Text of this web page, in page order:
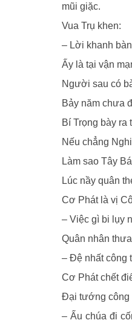
mũi giặc.
Vua Trụ khen:
– Lời khanh
Ấy là tại vận
Người sau có
Bảy năm chưa
Bí Trọng bày ra
Nếu chẳng
Làm sao Tây
Lúc nầy quân
Cơ Phát là vị
– Việc gì bi lụy
Quân nhân
– Ðệ nhất công
Cơ Phát chết
Ðại tướng công
– Ấu chúa đi